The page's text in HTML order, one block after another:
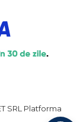
SRL Platforma